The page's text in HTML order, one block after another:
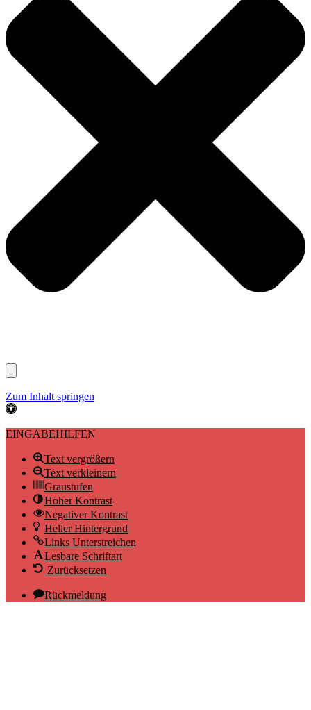
Zum Inhalt springen
Werkzeugleiste
EINGABEHILFEN
Text vergrößern
Text verkleinern
Graustufen
Hoher Kontrast
Negativer Kontrast
Heller Hintergrund
Links Unterstreichen
Lesbare Schriftart
Zurücksetzen
Rückmeldung